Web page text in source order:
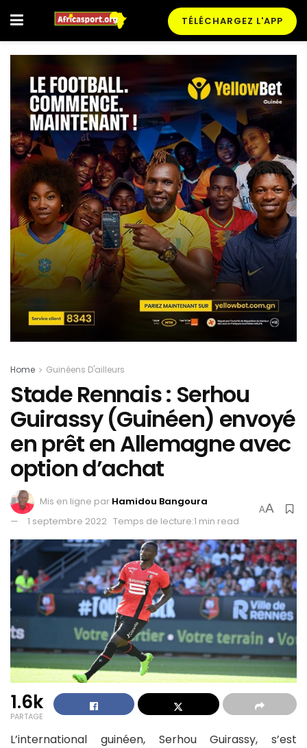
TÉLÉCHARGEZ L'APP
Home Guinéens D'ailleurs
Stade Rennais : Serhou
Guirassy (Guinéen) envoyé
en prêt en Allemagne avec
option d’achat
Mis en ligne par Hamidou Bangoura
1 septembre 2022 Temps de lecture:1 min read
AA
1.6k
PARTAGE
L’international guinéen, Serhou Guirassy, s’est